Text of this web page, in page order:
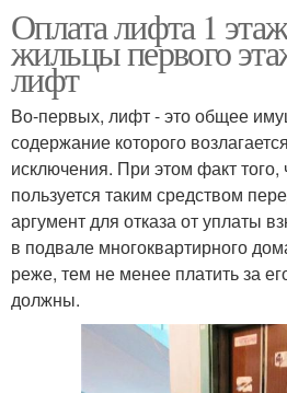
Оплата лифта 1
жильцы первого
лифт
Во-первых, лифт - это общее
содержание которого
исключения. При этом факт того,
пользуется таким средством
аргумент для отказа от уплаты
в подвале многоквартирного
реже, тем не менее платить за
должны.